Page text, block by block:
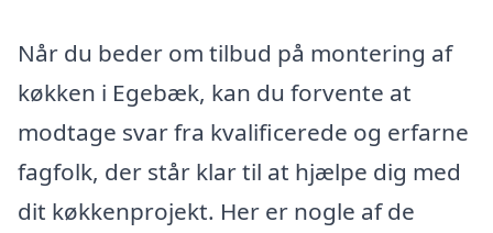
Når du beder om tilbud på montering af
køkken i Egebæk, kan du forvente at
modtage svar fra kvalificerede og erfarne
fagfolk, der står klar til at hjælpe dig med
dit køkkenprojekt. Her er nogle af de